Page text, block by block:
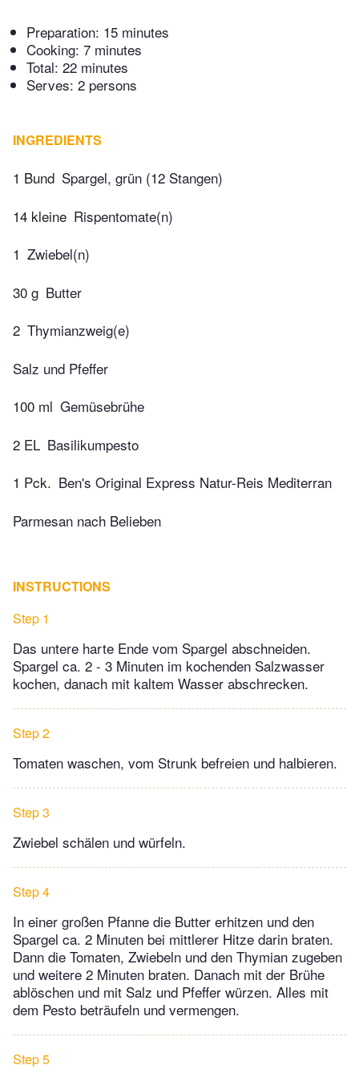
Preparation: 15 minutes
Cooking: 7 minutes
Total: 22 minutes
Serves: 2 persons
INGREDIENTS
1 Bund Spargel, grün (12 Stangen)
14 kleine Rispentomate(n)
1 Zwiebel(n)
30 g Butter
2 Thymianzweig(e)
Salz und Pfeffer
100 ml Gemüsebrühe
2 EL Basilikumpesto
1 Pck. Ben's Original Express Natur-Reis Mediterran
Parmesan nach Belieben
INSTRUCTIONS
Step 1
Das untere harte Ende vom Spargel abschneiden.
Spargel ca. 2 - 3 Minuten im kochenden Salzwasser
kochen, danach mit kaltem Wasser abschrecken.
Step 2
Tomaten waschen, vom Strunk befreien und halbieren.
Step 3
Zwiebel schälen und würfeln.
Step 4
In einer großen Pfanne die Butter erhitzen und den
Spargel ca. 2 Minuten bei mittlerer Hitze darin braten.
Dann die Tomaten, Zwiebeln und den Thymian zugeben
und weitere 2 Minuten braten. Danach mit der Brühe
ablöschen und mit Salz und Pfeffer würzen. Alles mit
dem Pesto beträufeln und vermengen.
Step 5